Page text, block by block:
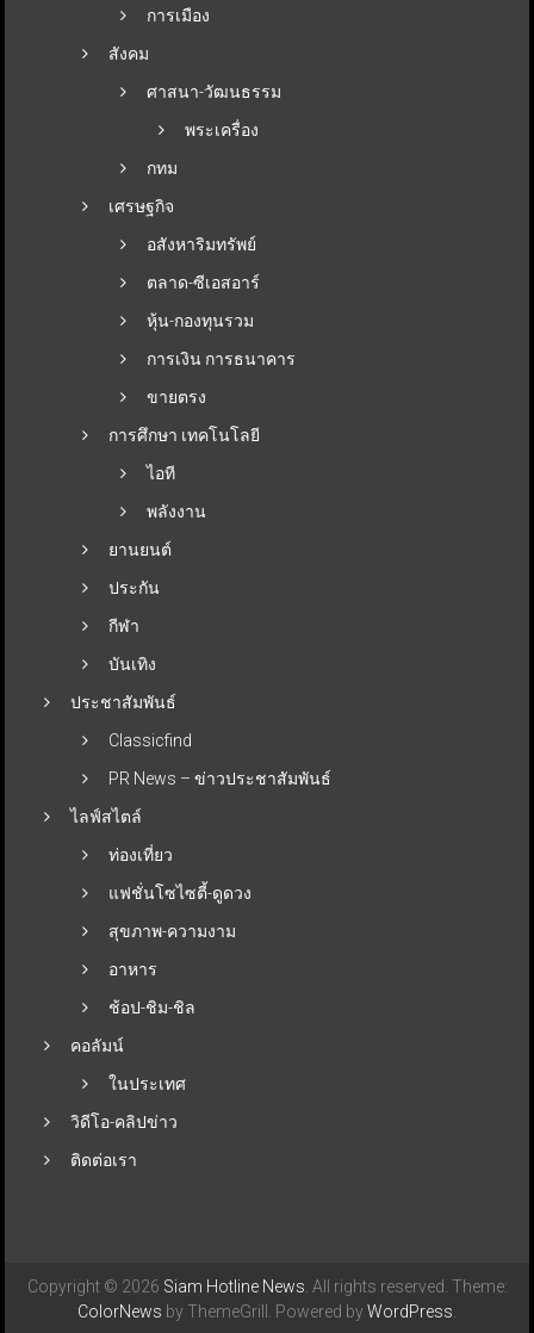
การเมือง
สังคม
ศาสนา-วัฒนธรรม
พระเครื่อง
กทม
เศรษฐกิจ
อสังหาริมทรัพย์
ตลาด-ซีเอสอาร์
หุ้น-กองทุนรวม
การเงิน การธนาคาร
ขายตรง
การศึกษา เทคโนโลยี
ไอที
พลังงาน
ยานยนต์
ประกัน
กีฬา
บันเทิง
ประชาสัมพันธ์
Classicfind
PR News – ข่าวประชาสัมพันธ์
ไลฟ์สไตล์
ท่องเที่ยว
แฟชั่นโซไซตี้-ดูดวง
สุขภาพ-ความงาม
อาหาร
ช้อป-ชิม-ชิล
คอลัมน์
ในประเทศ
วิดีโอ-คลิปข่าว
ติดต่อเรา
Copyright © 2026 Siam Hotline News . All rights reserved. Theme:
ColorNews by ThemeGrill. Powered byWordPress